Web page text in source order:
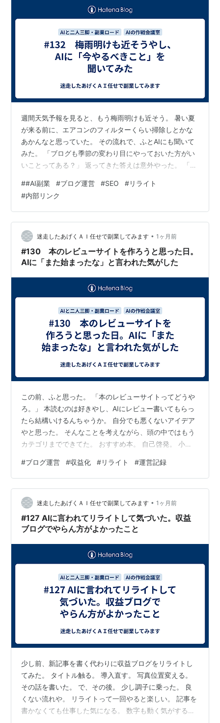
週間天気予報を見ると、もう梅雨明けも近そう。 暑い夏
が来る前に、エアコンのフィルターくらい掃除しとかな
あかんなと思っていた。 その流れで、ふとAIにも聞いて
みた。 「ブログも季節の変わり目にやっておいた方がい
いことってある？」 返ってきた答えは意外やった。 「新
新記事じゃなく、リライト。 しかもAIは、その理由まで
説明してくれた。 AIの提案① リライトは文章を直す作
業じゃない 最初は、誤字脱字を直したり、言い回しを変
えたりすることをリライトやと思ってた。 でもAIは違う
と言う。 「リライトは、検索してきた読者と記事のズレ
を修正する作業です。…
##AI副業 #ブログ運営 #SEO #リライト
#内部リンク
迷走したあげくＡＩ任せで副業してみます • 1ヶ月前
#130 本のレビューサイトを作ろうと思った日。
AIに「また始まったな」と言われた気がした
この前、ふと思った。 「本のレビューサイトってどうや
ろ。」 本読むのは好きやし、AIにレビュー書いてもらっ
たら結構いけるんちゃうか。 自分でも悪くないアイデア
やと思った。 そんなことを考えながら、頭の中ではもう
カテゴリまでできてた。 おすすめ本。 自己啓発。 小
とある。 ブログやってる人なら一回くらい経験あるんち
ゃうやろか。 今のブログはアクセス少ない。 収益も思っ
たほど伸びない。 すると突然、新しいアイデアが現れ
る。 「これや！」 その瞬間だけは、もう成功した気にな
る。 でも冷静に考えると、そのブログはまだ記事一本も
書いてない。 失敗も…
#ブログ運営 #収益化 #リライト #運営記録
迷走したあげくＡＩ任せで副業してみます • 1ヶ月前
#127 AIに言われてリライトして気づいた。収益
ブログでやらん方がよかったこと
少し前、新記事を書く代わりに収益ブログをリライトし
てみた。 タイトル触る。 導入直す。 写真位置変える。
その話を書いた。 で、その後。 少し調子に乗った。 良
くない流れや。 リライトって一回やると楽しい。 記事を
書かなくても仕事した気になる。 数字も動く気がする。